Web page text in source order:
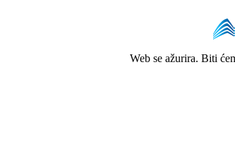
Web se ažurira. Biti